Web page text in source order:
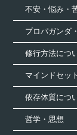
不安・悩み・
プロパガンダ
修行方法につ
マインドセッ
依存体質につ
哲学・思想